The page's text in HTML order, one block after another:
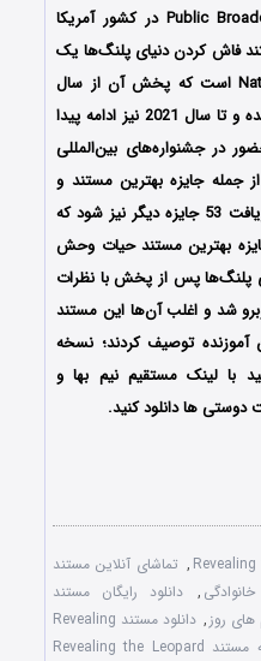
از شبکه Public Broadcasting Service (PBS) در کشور آمریکا
فاش کردن دنیای پلنگ‌ها یک
قسمت از مجموعه 40 فصلی Nature است که پخش آن از سال
1982 میلادی از شبکه PBS آغاز شده و تا سال 2021 نیز ادامه پیدا
در جشنواره‌‌های بین‌المللی
شد برنده 18 جایزه از جمله جایزه بهترین مستند و
بهترین فیلمبرداری شده و نامزد دریافت 53 جایزه دیگر نیز شود که
بهترین مستند حیات وحش
پلنگ‌ها پس از پخش با نظرات
شد و اغلب آن‌ها این مستند
توصیف کردند؛ نسخه
با لینک مستقیم نیم بها و
ها دانلود کنید.
, تماشای آنلاین مستند
خانوادگی ,
دانلود رایگان مستند
های روز ,
دانلود مستند Revealing
دوبله دو زبانه مستند Revealing the Leopard